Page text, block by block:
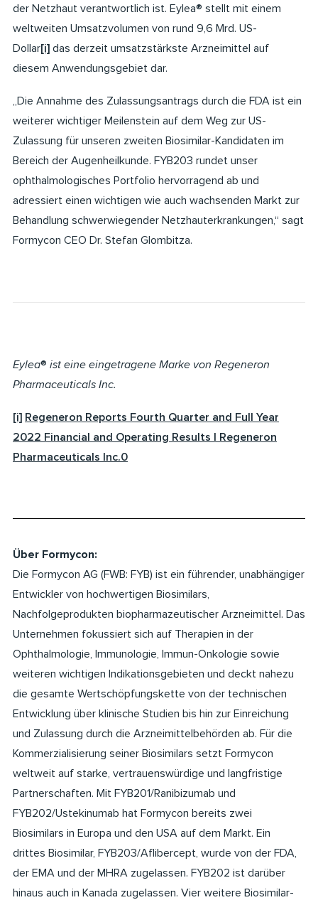
der Netzhaut verantwortlich ist. Eylea® stellt mit einem
weltweiten Umsatzvolumen von rund 9,6 Mrd. US-
Dollar[i] das derzeit umsatzstärkste Arzneimittel auf
diesem Anwendungsgebiet dar.
„Die Annahme des Zulassungsantrags durch die FDA ist ein
weiterer wichtiger Meilenstein auf dem Weg zur US-
Zulassung für unseren zweiten Biosimilar-Kandidaten im
Bereich der Augenheilkunde. FYB203 rundet unser
ophthalmologisches Portfolio hervorragend ab und
adressiert einen wichtigen wie auch wachsenden Markt zur
Behandlung schwerwiegender Netzhauterkrankungen,“ sagt
Formycon CEO Dr. Stefan Glombitza.
Eylea® ist eine eingetragene Marke von Regeneron
Pharmaceuticals Inc.
[i] Regeneron Reports Fourth Quarter and Full Year
2022 Financial and Operating Results | Regeneron
Pharmaceuticals Inc.0
Über Formycon:
Die Formycon AG (FWB: FYB) ist ein führender, unabhängiger
Entwickler von hochwertigen Biosimilars,
Nachfolgeprodukten biopharmazeutischer Arzneimittel. Das
Unternehmen fokussiert sich auf Therapien in der
Ophthalmologie, Immunologie, Immun-Onkologie sowie
weiteren wichtigen Indikationsgebieten und deckt nahezu
die gesamte Wertschöpfungskette von der technischen
Entwicklung über klinische Studien bis hin zur Einreichung
und Zulassung durch die Arzneimittelbehörden ab. Für die
Kommerzialisierung seiner Biosimilars setzt Formycon
weltweit auf starke, vertrauenswürdige und langfristige
Partnerschaften. Mit FYB201/Ranibizumab und
FYB202/Ustekinumab hat Formycon bereits zwei
Biosimilars in Europa und den USA auf dem Markt. Ein
drittes Biosimilar, FYB203/Aflibercept, wurde von der FDA,
der EMA und der MHRA zugelassen. FYB202 ist darüber
hinaus auch in Kanada zugelassen. Vier weitere Biosimilar-